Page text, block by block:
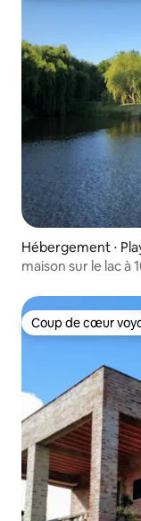
Hébergement ⋅
maison sur le lac à
Coup de cœur
Coup de cœur